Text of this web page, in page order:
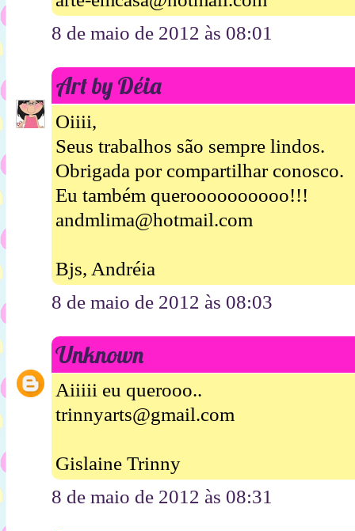
8 de maio de 2012 às 08:01
Art by Déia
Oiiii,
Seus trabalhos são sempre lindos.
Obrigada por compartilhar conosco.
Eu também queroooooooooo!!!
andmlima@hotmail.com
Bjs, Andréia
8 de maio de 2012 às 08:03
Unknown
Aiiiii eu querooo..
trinnyarts@gmail.com
Gislaine Trinny
8 de maio de 2012 às 08:31